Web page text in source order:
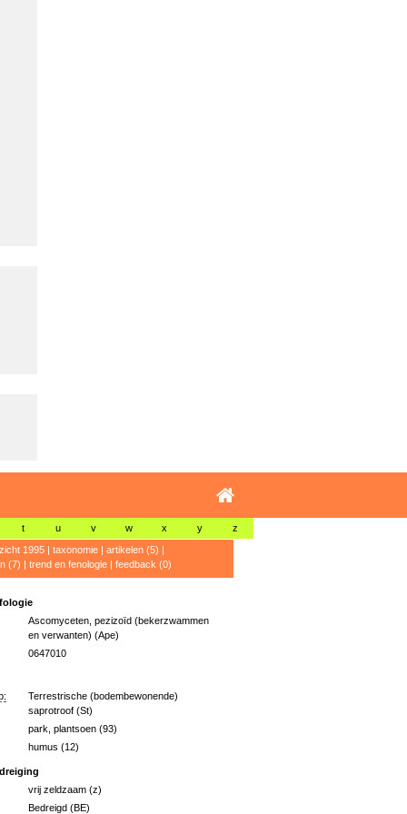
t u v w x y z
1995| taxonomie| artikelen (5) |
(7) | trend en fenologie| feedback (0)
Ascomyceten, pezizoïd (bekerzwammen
en verwanten) (Ape)
0647010
Terrestrische (bodembewonende)
saprotroof (St)
park, plantsoen (93)
humus (12)
vrij zeldzaam (z)
Bedreigd (BE)